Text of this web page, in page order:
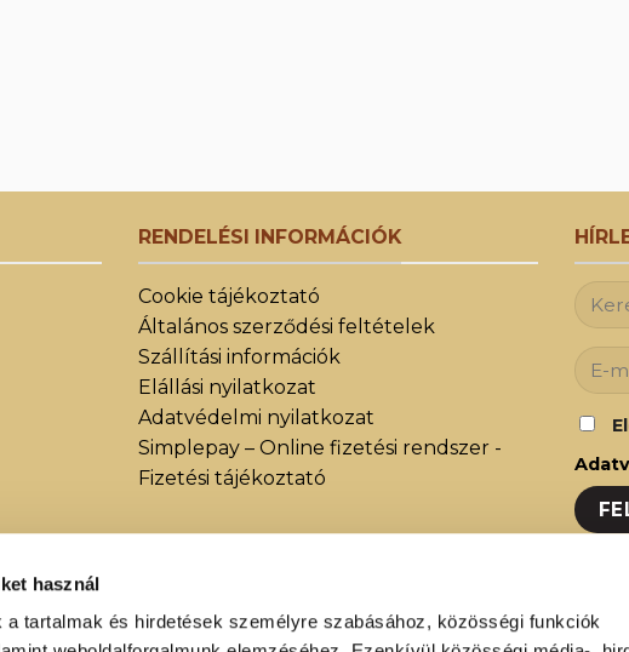
használ
a tartalmak és hirdetések személyre szabásához, közösségi funkciók
RENDELÉSI INFORMÁCIÓK
Cookie tájékoztató
Általános szerződési feltételek
Szállítási információk
Elállási nyilatkozat
Adatvédelmi nyilatkozat
Simplepay – Online fizetési rendszer -
Fizetési tájékoztató
között